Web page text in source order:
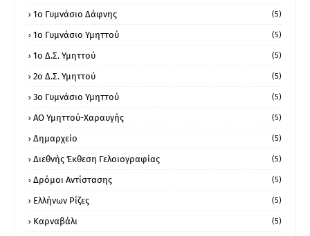
1ο Γυμνάσιο Δάφνης (5)
1ο Γυμνάσιο Υμηττού (5)
1ο Δ.Σ. Υμηττού (5)
2ο Δ.Σ. Υμηττού (5)
3ο Γυμνάσιο Υμηττού (5)
ΑΟ Υμηττού-Χαραυγής (5)
Δημαρχείο (5)
Διεθνής Έκθεση Γελοιογραφίας (5)
Δρόμοι Αντίστασης (5)
Ελλήνων Ρίζες (5)
Καρναβάλι (5)